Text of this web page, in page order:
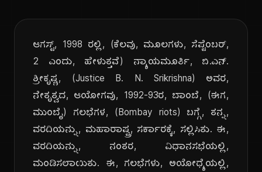
ಆಗಸ್ಟ್, 1998 ರಲ್ಲಿ, (ಕೆಲವು, ಮೂಲಗಳು, ಸೆಪ್ಟೆಂಬರ್,
2 ಎಂದು, ಹೇಳುತ್ತವೆ) ನ್ಯಾಯಮೂರ್ತಿ, ಬಿ.ಎನ್.
ಶ್ರೀಕೃಷ್ಣ, (Justice B. N. Srikrishna) ಅವರ,
ನೇತೃತ್ವದ, ಆಯೋಗವು, 1992-93ರ, ಬಾಂಬೆ, (ಈಗ,
ಮುಂಬೈ) ಗಲಭೆಗಳ, (Bombay riots) ಬಗ್ಗೆ, ತನ್ನ,
ವರದಿಯನ್ನು, ಮಹಾರಾಷ್ಟ್ರ, ಸರ್ಕಾರಕ್ಕೆ, ಸಲ್ಲಿಸಿತು. ಈ,
ವರದಿಯನ್ನು, ನಂತರ, ವಿಧಾನಸಭೆಯಲ್ಲಿ,
ಮಂಡಿಸಲಾಯಿತು. ಈ, ಗಲಭೆಗಳು, ಅಯೋಧ್ಯೆಯಲ್ಲಿ,